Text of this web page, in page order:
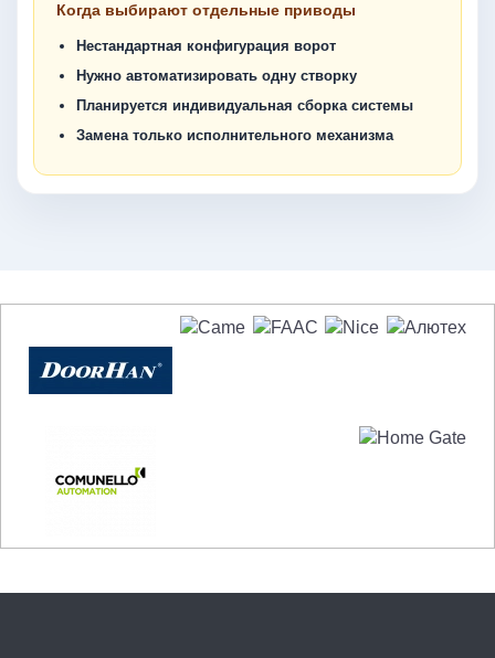
Когда выбирают отдельные приводы
Нестандартная конфигурация ворот
Нужно автоматизировать одну створку
Планируется индивидуальная сборка системы
Замена только исполнительного механизма